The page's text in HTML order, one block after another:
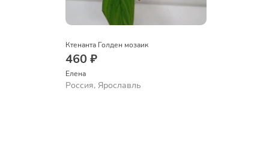
Ктенанта Голден мозаик
460 ₽
Елена
Россия, Ярославль